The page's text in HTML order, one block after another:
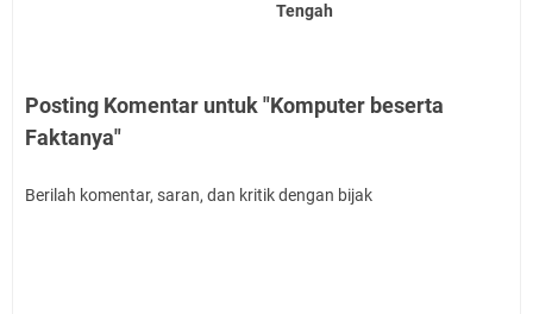
Tengah
Posting Komentar untuk "Komputer beserta
Faktanya"
Berilah komentar, saran, dan kritik dengan bijak